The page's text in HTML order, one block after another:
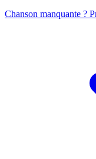
Chanson manquante ?